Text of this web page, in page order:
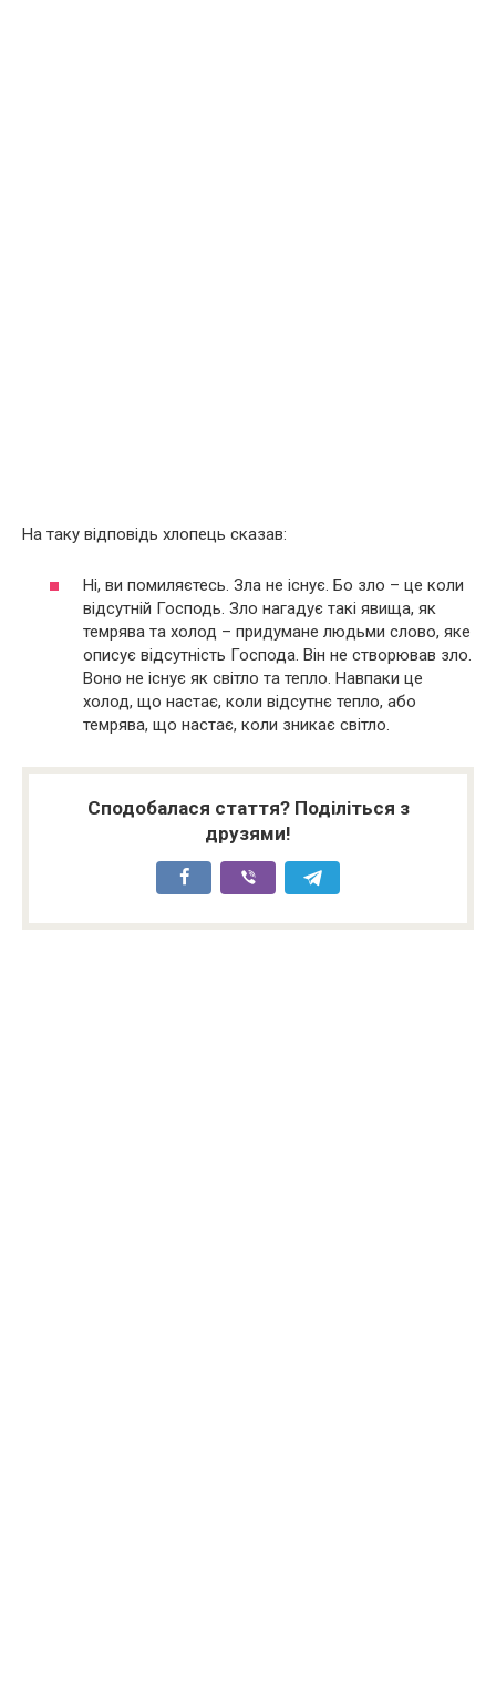
На таку відповідь хлопець сказав:
Ні, ви помиляєтесь. Зла не існує. Бо зло – це коли
відсутній Господь. Зло нагадує такі явища, як
темрява та холод – придумане людьми слово, яке
описує відсутність Господа. Він не створював зло.
Воно не існує як світло та тепло. Навпаки це
холод, що настає, коли відсутнє тепло, або
темрява, що настає, коли зникає світло.
Сподобалася стаття? Поділіться з
друзями!